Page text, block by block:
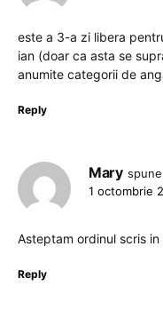
este a 3-a zi libera
ian (doar ca asta se
anumite categorii de
Reply
Mary
1 octombrie
Asteptam ordinul scris
Reply